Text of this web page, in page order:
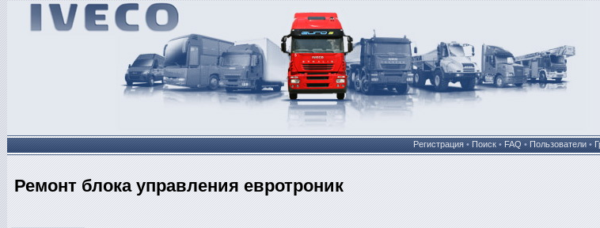
Регистрация• Поиск• FAQ • Пользователи•
Ремонт блока управления евротроник